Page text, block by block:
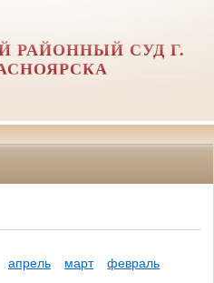
РАЙОННЫЙ СУД Г.
апрель март
февраль